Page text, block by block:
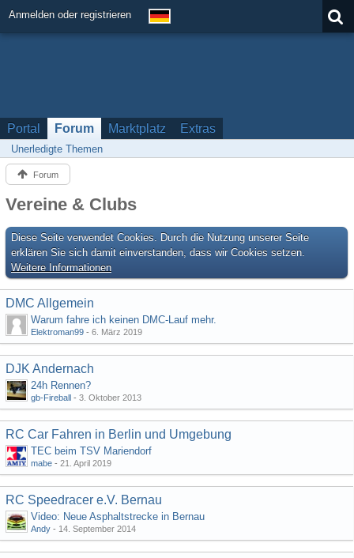
Anmelden oder registrieren
Portal Forum Marktplatz Extras
Unerledigte Themen
Forum
Vereine & Clubs
Diese Seite verwendet Cookies. Durch die Nutzung unserer Seite
erklären Sie sich damit einverstanden, dass wir Cookies setzen.
Weitere Informationen
DMC Allgemein
Warum fahre ich keinen DMC-Lauf mehr.
Elektroman99 - 6. März 2019
DJK Andernach
24h Rennen?
gb-Fireball - 3. Oktober 2013
RC Car Fahren in Berlin und Umgebung
TEC beim TSV Mariendorf
mabe - 21. April 2019
RC Speedracer e.V. Bernau
Video: Neue Asphaltstrecke in Bernau
Andy - 14. September 2014